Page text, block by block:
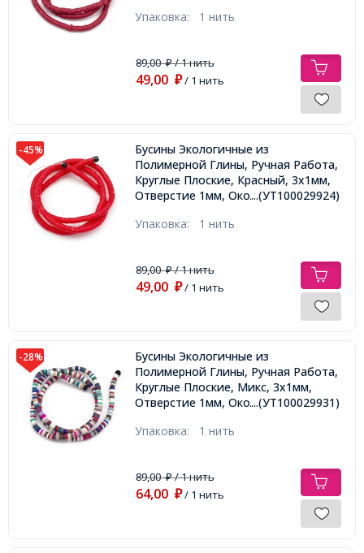
Упаковка: 1 нить
89,00₽/ 1 нить
49,00 ₽/ 1 нить
-45%
Бусины Экологичные из
Полимерной Глины, Ручная Работа,
Круглые Плоские, Красный, 3х1мм,
Отверстие 1мм, Около 375шт/40см/
...(УТ100029924)
Упаковка: 1 нить
89,00₽/ 1 нить
49,00 ₽/ 1 нить
-28%
Бусины Экологичные из
Полимерной Глины, Ручная Работа,
Круглые Плоские, Микс, 3х1мм,
Отверстие 1мм, Около 375шт/40см/
...(УТ100029931)
Упаковка: 1 нить
89,00₽/ 1 нить
64,00 ₽/ 1 нить